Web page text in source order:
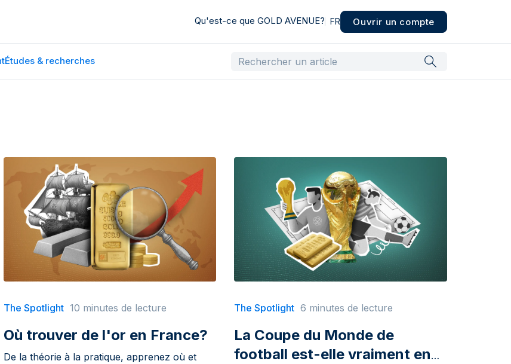
Qu'est-ce que GOLD AVENUE? FR Ouvrir un compte
Études & recherches
The Spotlight 10 minutes de lecture
Où trouver de l'or en France?
De la théorie à la pratique, apprenez où et
The Spotlight 6 minutes de lecture
La Coupe du Monde de
football est-elle vraiment en